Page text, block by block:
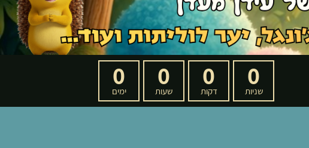
0
שניות
0
דקות
0
שעות
0
ימים